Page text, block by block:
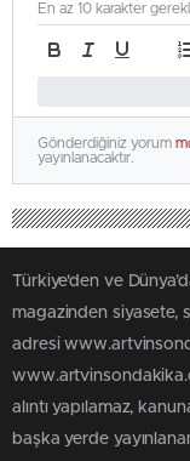
En az 10 karakter
Gönderdiğiniz yorum
yayınlanacaktır.
Türkiye'den ve
magazinden siyasete,
adresi
alıntı yapılamaz,
başka yerde